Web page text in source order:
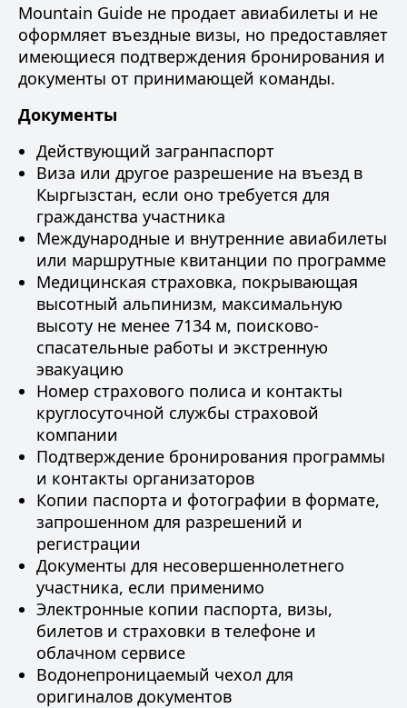
Mountain Guide не продает авиабилеты и не
оформляет въездные визы, но предоставляет
имеющиеся подтверждения бронирования и
документы от принимающей команды.
Документы
Действующий загранпаспорт
Виза или другое разрешение на въезд в
Кыргызстан, если оно требуется для
гражданства участника
Международные и внутренние авиабилеты
или маршрутные квитанции по программе
Медицинская страховка, покрывающая
высотный альпинизм, максимальную
высоту не менее 7134 м, поисково-
спасательные работы и экстренную
эвакуацию
Номер страхового полиса и контакты
круглосуточной службы страховой
компании
Подтверждение бронирования программы
и контакты организаторов
Копии паспорта и фотографии в формате,
запрошенном для разрешений и
регистрации
Документы для несовершеннолетнего
участника, если применимо
Электронные копии паспорта, визы,
билетов и страховки в телефоне и
облачном сервисе
Водонепроницаемый чехол для
оригиналов документов